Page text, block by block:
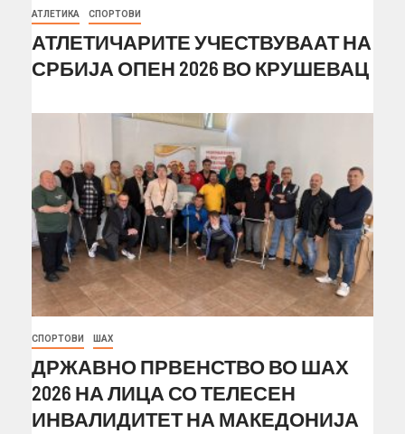
АТЛЕТИКА СПОРТОВИ
АТЛЕТИЧАРИТЕ УЧЕСТВУВААТ НА
СРБИЈА ОПЕН 2026 ВО КРУШЕВАЦ
СПОРТОВИ ШАХ
ДРЖАВНО ПРВЕНСТВО ВО ШАХ
2026 НА ЛИЦА СО ТЕЛЕСЕН
ИНВАЛИДИТЕТ НА МАКЕДОНИЈА